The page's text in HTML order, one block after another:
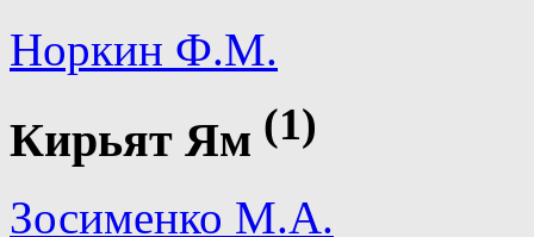
Норкин Ф.М.
Кирьят Ям (1)
Зосименко М.А.